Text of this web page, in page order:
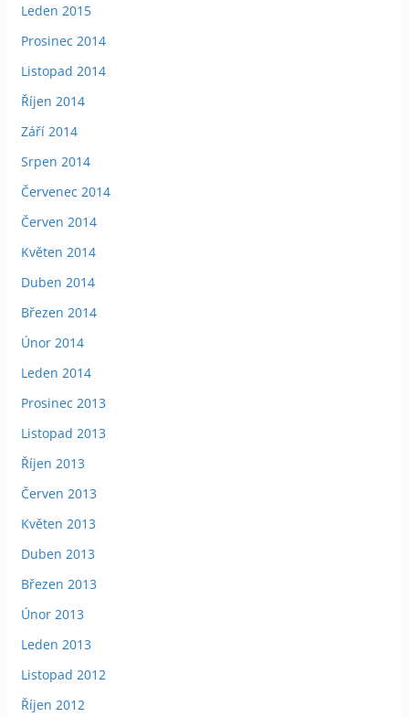
Leden 2015
Prosinec 2014
Listopad 2014
Říjen 2014
Září 2014
Srpen 2014
Červenec 2014
Červen 2014
Květen 2014
Duben 2014
Březen 2014
Únor 2014
Leden 2014
Prosinec 2013
Listopad 2013
Říjen 2013
Červen 2013
Květen 2013
Duben 2013
Březen 2013
Únor 2013
Leden 2013
Listopad 2012
Říjen 2012